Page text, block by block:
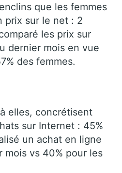
que les femmes
prix sur le net : 2
les prix sur
dernier mois en vue
des femmes.
elles, concrétisent
sur Internet : 45%
un achat en ligne
mois vs 40% pour les